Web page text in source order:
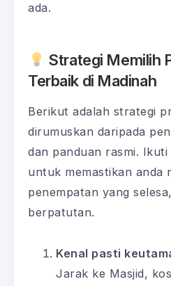
ada.
Strategi Memilih
Terbaik di Madinah
Berikut adalah strategi
dirumuskan daripada
dan panduan rasmi.
untuk memastikan anda
penempatan yang
berpatutan.
Kenal pasti
Jarak ke Masjid,